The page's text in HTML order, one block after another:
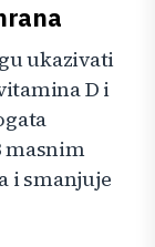
ukazivati
D i
masnim
i smanjuje